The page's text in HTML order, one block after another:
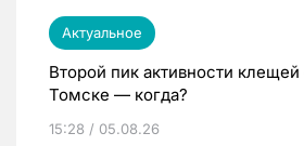
Актуальное
Второй пик активности
Томске — когда?
15:28 / 05.08.26